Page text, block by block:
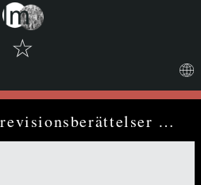
☆
Verksamhets- och revisionsberättelser för år 1936